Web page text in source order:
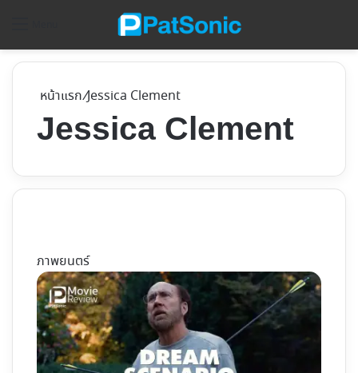
หน้าแรก/Jessica Clement
Jessica Clement
ภาพยนตร์